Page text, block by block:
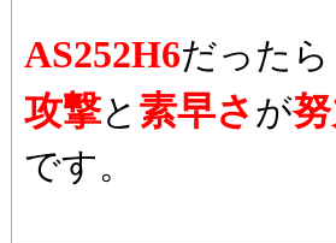
AS252H6だったら
攻撃と 素早さ が
です。